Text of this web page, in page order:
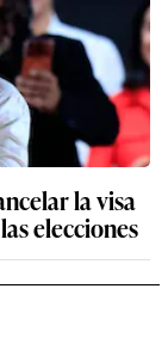
la visa
elecciones